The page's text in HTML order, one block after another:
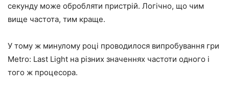
секунду може обробляти пристрій. Логічно, що чим
вище частота, тим краще.
У тому ж минулому році проводилося випробування гри
Metro: Last Light на різних значеннях частоти одного і
того ж процесора.